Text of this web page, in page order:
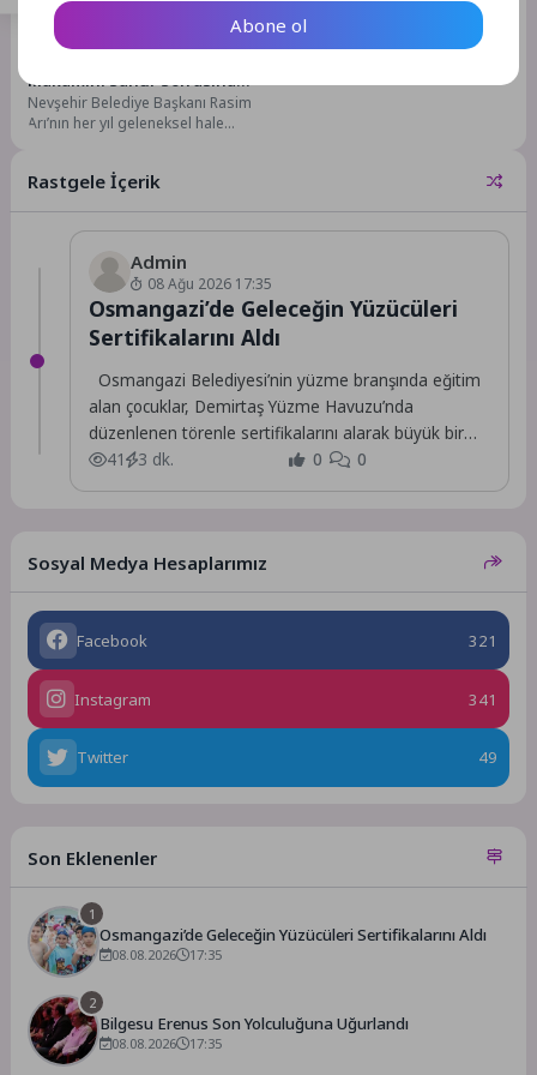
5 Ay Önce
Nevşehir Belediyesi Başkanlık
Makamını Sahur Sofrasına
Çevirdik
Nevşehir Belediye Başkanı Rasim
Arı’nın her yıl geleneksel hale
Rastgele İçerik
Admin
08 Ağu 2026 17:35
Osmangazi’de Geleceğin Yüzücüleri
Sertifikalarını Aldı
Osmangazi Belediyesi’nin yüzme branşında eğitim
alan çocuklar, Demirtaş Yüzme Havuzu’nda
düzenlenen törenle sertifikalarını alarak büyük bir
mutluluk yaşadı.
41 3 dk. 0 0
Sosyal Medya Hesaplarımız
Facebook 321
Instagram 341
Twitter 49
Son Eklenenler
1
Osmangazi’de Geleceğin Yüzücüleri Sertifikalarını Aldı
08.08.2026 17:35
2
Bilgesu Erenus Son Yolculuğuna Uğurlandı
08.08.2026 17:35
Abone ol